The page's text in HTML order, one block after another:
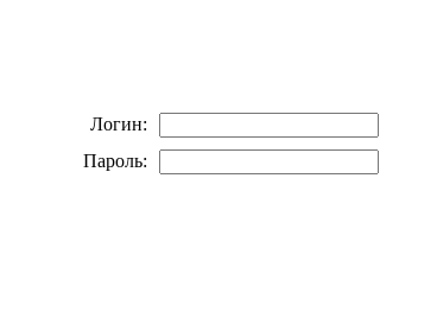
Логин:
Пароль: